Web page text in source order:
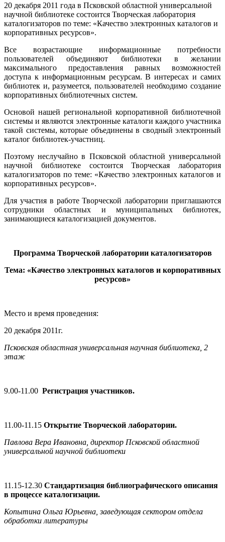
20 декабря 2011 года в Псковской областной универсальной
научной библиотеке состоится Творческая лаборатория
каталогизаторов по теме: «Качество электронных каталогов и
корпоративных ресурсов».
Все возрастающие информационные потребности
пользователей объединяют библиотеки в желании
максимального предоставления равных возможностей
доступа к информационным ресурсам. В интересах и самих
библиотек и, разумеется, пользователей необходимо создание
корпоративных библиотечных систем.
Основой нашей региональной корпоративной библиотечной
системы и являются электронные каталоги каждого участника
такой системы, которые объединены в сводный электронный
каталог библиотек-участниц.
Поэтому неслучайно в Псковской областной универсальной
научной библиотеке состоится Творческая лаборатория
каталогизаторов по теме: «Качество электронных каталогов и
корпоративных ресурсов».
Для участия в работе Творческой лаборатории приглашаются
сотрудники областных и муниципальных библиотек,
занимающиеся каталогизацией документов.
Программа Творческой лаборатории каталогизаторов
Тема: «Качество электронных каталогов и корпоративных
ресурсов»
Место и время проведения:
20 декабря 2011г.
Псковская областная универсальная научная библиотека, 2
этаж
9.00-11.00 Регистрация участников.
11.00-11.15 Открытие Творческой лаборатории.
Павлова Вера Ивановна, директор Псковской областной
универсальной научной библиотеки
11.15-12.30 Стандартизация библиографического описания
в процессе каталогизации.
Копытина Ольга Юрьевна, заведующая сектором отдела
обработки литературы